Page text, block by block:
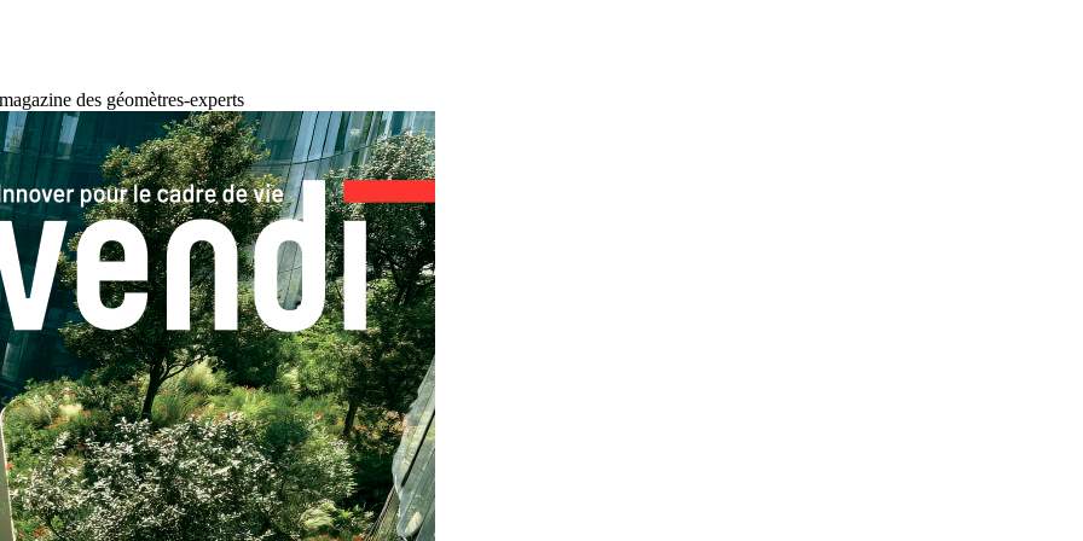
des géomètres-experts